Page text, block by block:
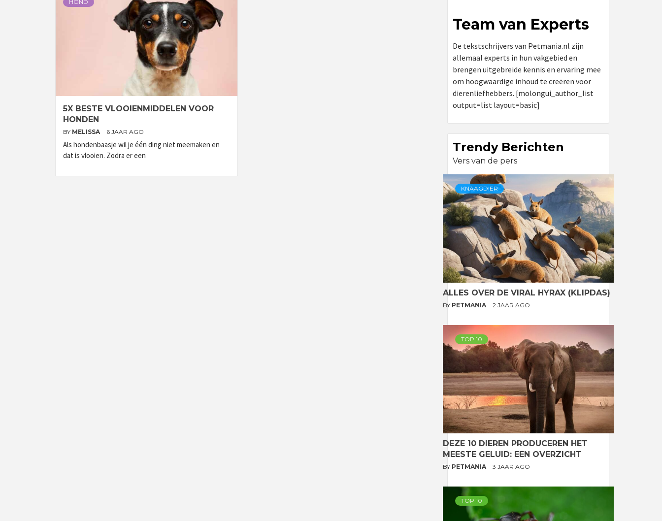
HOND
5X BESTE VLOOIENMIDDELEN VOOR
HONDEN
BY MELISSA 6 JAAR AGO
Als hondenbaasje wil je één ding niet meemaken en
dat is vlooien. Zodra er een
Team van Experts
De tekstschrijvers van Petmania.nl zijn
allemaal experts in hun vakgebied en
brengen uitgebreide kennis en ervaring mee
om hoogwaardige inhoud te creëren voor
dierenliefhebbers. [molongui_author_list
output=list layout=basic]
Trendy Berichten
Vers van de pers
KNAAGDIER
ALLES OVER DE VIRAL HYRAX (KLIPDAS)
BY PETMANIA 2 JAAR AGO
TOP 10
DEZE 10 DIEREN PRODUCEREN HET
MEESTE GELUID: EEN OVERZICHT
BY PETMANIA 3 JAAR AGO
TOP 10